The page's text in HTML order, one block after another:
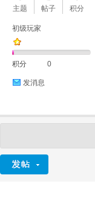
主题
帖子
积分
初级玩家
积分 0
发消息